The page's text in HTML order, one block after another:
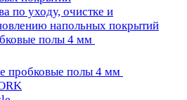
по уходу, очистке и
напольных покрытий
полы 4 мм
пробковые полы 4 мм